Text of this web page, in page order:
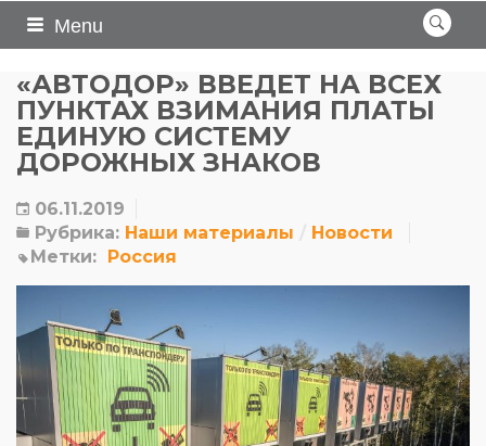
Menu
«АВТОДОР» ВВЕДЕТ НА ВСЕХ
ПУНКТАХ ВЗИМАНИЯ ПЛАТЫ
ЕДИНУЮ СИСТЕМУ
ДОРОЖНЫХ ЗНАКОВ
06.11.2019
Рубрика: Наши материалы
Новости
Метки: Россия